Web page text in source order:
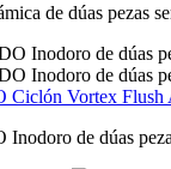
de dúas pezas
Vortex Flush
de dúas